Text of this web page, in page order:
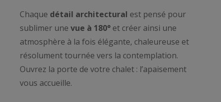
Chaque détail architectural est pensé pour
sublimer une vue à 180° et créer ainsi une
atmosphère à la fois élégante, chaleureuse et
résolument tournée vers la contemplation.
Ouvrez la porte de votre chalet : l’apaisement
vous accueille.